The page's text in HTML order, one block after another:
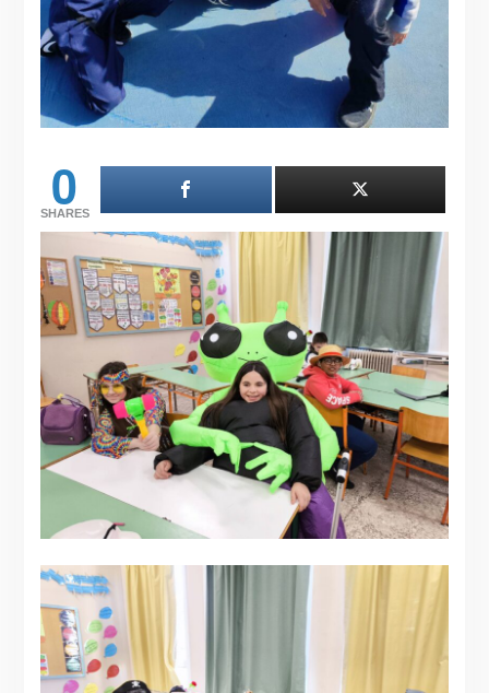
0
SHARES